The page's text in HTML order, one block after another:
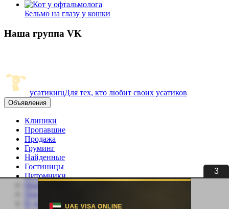
2
Бельмо на глазу у кошки
Наша группа VK
усатикиruДля тех, кто любит своих усатиков
Объявления
Клиники
Пропавшие
Продажа
Груминг
Найденные
Гостиницы
Питомники
Вязка